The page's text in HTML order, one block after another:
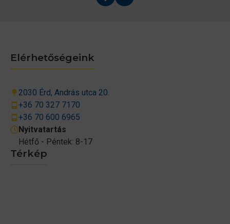
Térkép
Elérhetőségeink
2030 Érd, András utca 20.
+36 70 327 7170
+36 70 600 6965
Nyitvatartás
Hétfő - Péntek: 8-17